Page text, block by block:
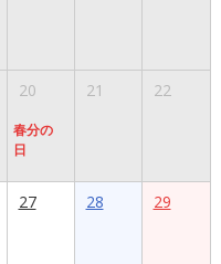
20
春分の
日
21 22
27 28 29